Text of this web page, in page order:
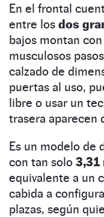
En el frontal
entre los dos
bajos montan
musculosos
calzado de
puertas al uso,
libre o usar un
trasera aparecen
Es un modelo de
con tan solo 3,31
equivalente a un
cabida a
plazas, según